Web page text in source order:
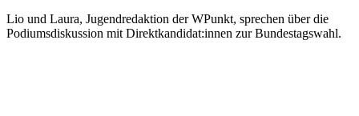
Lio und Laura, Jugendredaktion der WPunkt, sprechen über die
Podiumsdiskussion mit Direktkandidat:innen zur Bundestagswahl.